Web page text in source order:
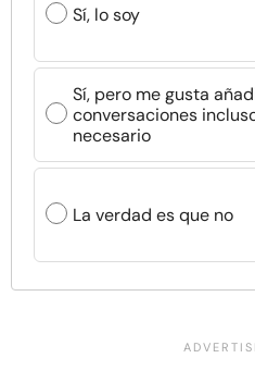
Sí, lo soy
Sí, pero me gusta
conversaciones
necesario
La verdad es que no